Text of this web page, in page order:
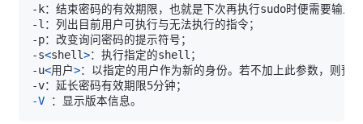
-s<shell>
-u<用户>
-V